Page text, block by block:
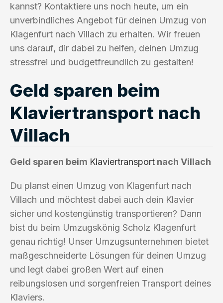
kannst? Kontaktiere uns noch heute, um ein
unverbindliches Angebot für deinen Umzug von
Klagenfurt nach Villach zu erhalten. Wir freuen
uns darauf, dir dabei zu helfen, deinen Umzug
stressfrei und budgetfreundlich zu gestalten!
Geld sparen beim
Klaviertransport nach
Villach
Geld sparen beim Klaviertransport nach Villach
Du planst einen Umzug von Klagenfurt nach
Villach und möchtest dabei auch dein Klavier
sicher und kostengünstig transportieren? Dann
bist du beim Umzugskönig Scholz Klagenfurt
genau richtig! Unser Umzugsunternehmen bietet
maßgeschneiderte Lösungen für deinen Umzug
und legt dabei großen Wert auf einen
reibungslosen und sorgenfreien Transport deines
Klaviers.